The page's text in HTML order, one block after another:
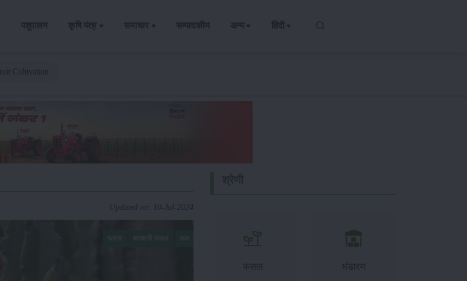
पशुपालन कृषि यंत्र समाचार सम्पादकीय अन्य हिंदी
Updated on: 10-Jul-2024
फसल भंडारण